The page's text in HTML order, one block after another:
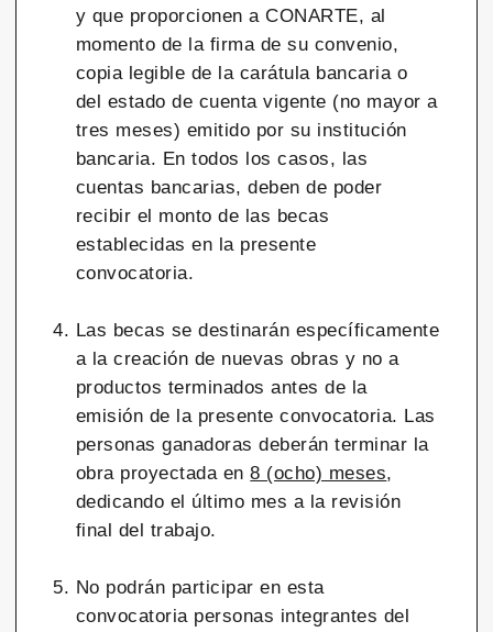
y que proporcionen a CONARTE, al
momento de la firma de su convenio,
copia legible de la carátula bancaria o
del estado de cuenta vigente (no mayor a
tres meses) emitido por su institución
bancaria. En todos los casos, las
cuentas bancarias, deben de poder
recibir el monto de las becas
establecidas en la presente
convocatoria.
Las becas se destinarán específicamente
a la creación de nuevas obras y no a
productos terminados antes de la
emisión de la presente convocatoria. Las
personas ganadoras deberán terminar la
obra proyectada en8 (ocho) meses,
dedicando el último mes a la revisión
final del trabajo.
No podrán participar en esta
convocatoria personas integrantes del